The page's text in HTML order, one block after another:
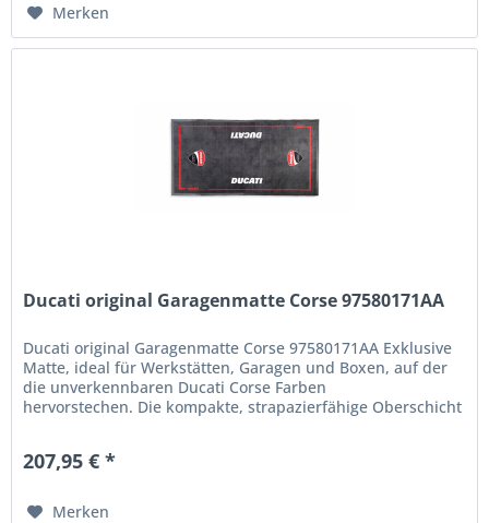
Merken
Ducati original Garagenmatte Corse 97580171AA
Ducati original Garagenmatte Corse 97580171AA Exklusive
Matte, ideal für Werkstätten, Garagen und Boxen, auf der
die unverkennbaren Ducati Corse Farben
hervorstechen. Die kompakte, strapazierfähige Oberschicht
207,95 € *
Merken